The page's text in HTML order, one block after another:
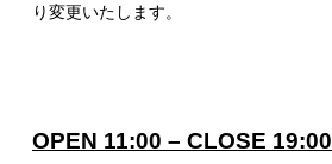
り変更いたします。
OPEN 11:00 – CLOSE 19:00